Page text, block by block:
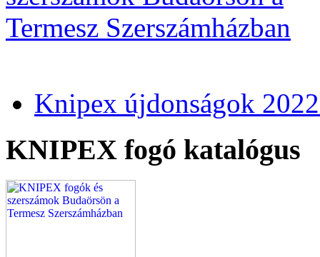
Knipex újdonságok
KNIPEX fogó katalógus